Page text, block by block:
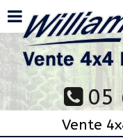
05
Vente